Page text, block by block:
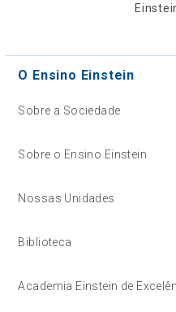
O Ensino Einstein
Sobre a Sociedade
Sobre o Ensino Einstein
Nossas Unidades
Biblioteca
Academia Einstein de